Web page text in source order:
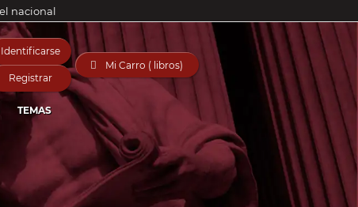
nacional
Identificarse
Registrar
 Mi Carro ( libros)
TEMAS